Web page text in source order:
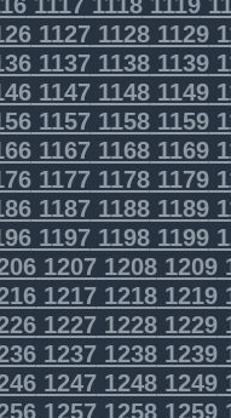
112711281129
113711381139
114711481149
115711581159
116711681169
117711781179
118711881189
119711981199
120712081209
121712181219
122712281229
123712381239
124712481249
125712581259